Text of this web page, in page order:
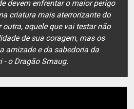
devem enfrentar o maior perigo
criatura mais aterrorizante do
outra, aquele que vai testar não
de sua coragem, mas os
amizade e da sabedoria da
- o Dragão Smaug.